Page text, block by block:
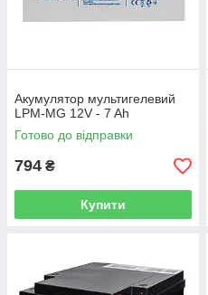
Акумулятор мультигелевий
LPM-MG 12V - 7 Ah
Готово до відправки
794 ₴
Купити